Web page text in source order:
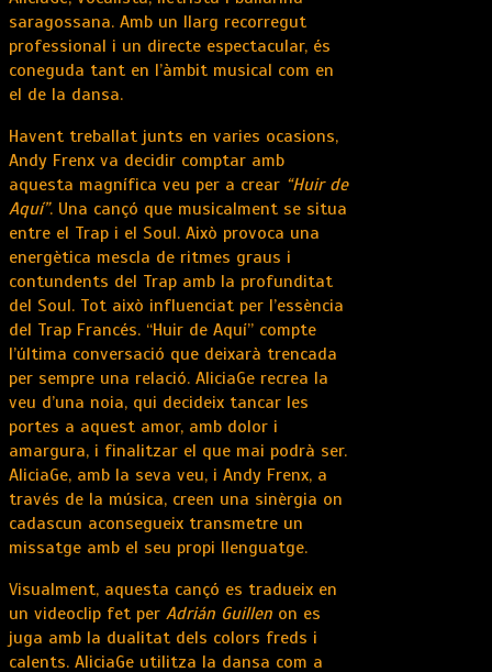
saragossana. Amb un llarg recorregut
professional i un directe espectacular, és
coneguda tant en l’àmbit musical com en
el de la dansa.
Havent treballat junts en varies ocasions,
Andy Frenx va decidir comptar amb
aquesta magnífica veu per a crear “Huir de
Aquí”. Una cançó que musicalment se situa
entre el Trap i el Soul. Això provoca una
energètica mescla de ritmes graus i
contundents del Trap amb la profunditat
del Soul. Tot això influenciat per l’essència
del Trap Francés. “Huir de Aquí” compte
l’última conversació que deixarà trencada
per sempre una relació. AliciaGe recrea la
veu d’una noia, qui decideix tancar les
portes a aquest amor, amb dolor i
amargura, i finalitzar el que mai podrà ser.
AliciaGe, amb la seva veu, i Andy Frenx, a
través de la música, creen una sinèrgia on
cadascun aconsegueix transmetre un
missatge amb el seu propi llenguatge.
Visualment, aquesta cançó es tradueix en
un videoclip fet per Adrián Guillen on es
juga amb la dualitat dels colors freds i
calents. AliciaGe utilitza la dansa com a